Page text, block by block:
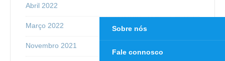
Abril 2022
Março 2022
Novembro 2021
Sobre nós
Fale connosco